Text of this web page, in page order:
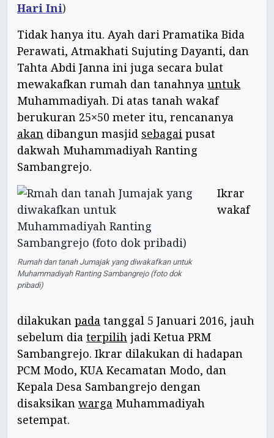
Hari Ini)
Tidak hanya itu. Ayah dari Pramatika Bida
Perawati, Atmakhati Sujuting Dayanti, dan
Tahta Abdi Janna ini juga secara bulat
mewakafkan rumah dan tanahnya untuk
Muhammadiyah. Di atas tanah wakaf
berukuran 25×50 meter itu, rencananya
akan dibangun masjid sebagai pusat
dakwah Muhammadiyah Ranting
Sambangrejo.
Rumah dan tanah Jumajak yang diwakafkan untuk
Muhammadiyah Ranting Sambangrejo (foto dok
pribadi)
Ikrar
wakaf
dilakukan pada tanggal 5 Januari 2016, jauh
sebelum dia terpilih jadi Ketua PRM
Sambangrejo. Ikrar dilakukan di hadapan
PCM Modo, KUA Kecamatan Modo, dan
Kepala Desa Sambangrejo dengan
disaksikan warga Muhammadiyah
setempat.